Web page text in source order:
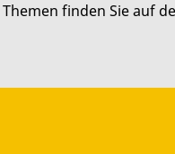
finden Sie auf